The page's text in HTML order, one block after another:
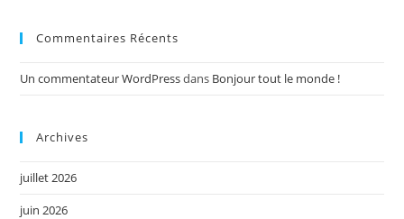
Commentaires Récents
Un commentateur WordPressdans Bonjour tout le monde !
Archives
juillet 2026
juin 2026